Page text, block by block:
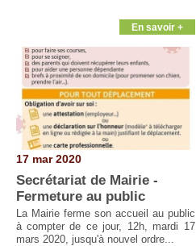
En savoir +
17 mar 2020
Secrétariat de Mairie -
Fermeture au public
La Mairie ferme son accueil au public
à compter de ce jour, 12h, mardi 17
mars 2020, jusqu'à nouvel ordre...